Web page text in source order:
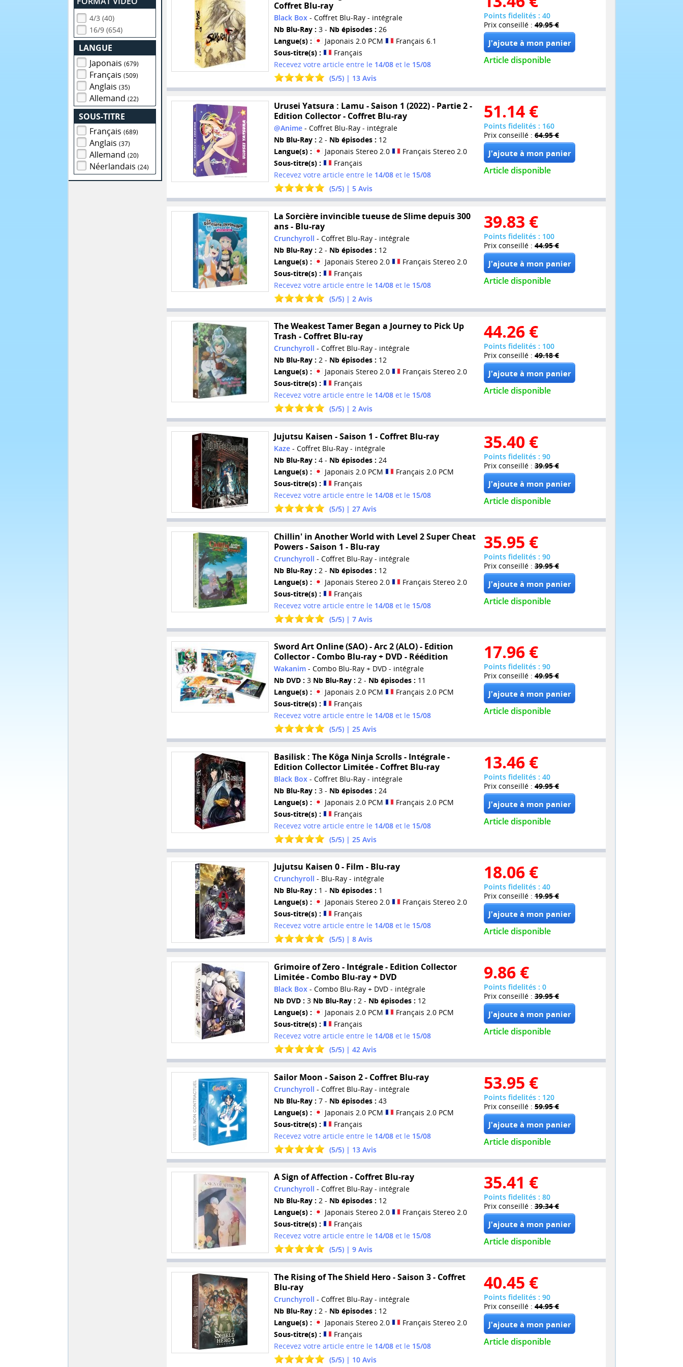
4/3 (40)
16/9 (654)
LANGUE
Japonais(679)
Français(509)
Anglais(35)
Allemand(22)
SOUS-TITRE
Français(689)
Anglais(37)
Allemand(20)
Néerlandais(24)
Coffret Blu-ray
Black Box- Coffret Blu-Ray - intégrale
Nb Blu-Ray : 3 - Nb épisodes : 26
Langue(s) :
Japonais 2.0 PCM
Français 6.1
Sous-titre(s) :
Français
Recevez votre article entre le 14/08et le 15/08
(5/5) | 13Avis
Points fidelités : 40
Prix conseillé : 49.95 €
Article disponible
Urusei Yatsura : Lamu - Saison 1 (2022) - Partie 2 -
Edition Collector - Coffret Blu-ray
@Anime- Coffret Blu-Ray - intégrale
Nb Blu-Ray : 2 - Nb épisodes : 12
Langue(s) :
Japonais Stereo 2.0
Français Stereo 2.0
Sous-titre(s) :
Français
Recevez votre article entre le 14/08et le 15/08
(5/5) | 5Avis
51.14 €
Points fidelités : 160
Prix conseillé : 64.95 €
Article disponible
La Sorcière invincible tueuse de Slime depuis 300
ans - Blu-ray
Crunchyroll - Coffret Blu-Ray - intégrale
Nb Blu-Ray : 2 - Nb épisodes : 12
Langue(s) :
Japonais Stereo 2.0
Français Stereo 2.0
Sous-titre(s) :
Français
Recevez votre article entre le 14/08et le 15/08
(5/5) | 2Avis
39.83 €
Points fidelités : 100
Prix conseillé : 44.95 €
Article disponible
The Weakest Tamer Began a Journey to Pick Up
Trash - Coffret Blu-ray
Crunchyroll - Coffret Blu-Ray - intégrale
Nb Blu-Ray : 2 - Nb épisodes : 12
Langue(s) :
Japonais Stereo 2.0
Français Stereo 2.0
Sous-titre(s) :
Français
Recevez votre article entre le 14/08et le 15/08
(5/5) | 2Avis
44.26 €
Points fidelités : 100
Prix conseillé : 49.18 €
Article disponible
Jujutsu Kaisen - Saison 1 - Coffret Blu-ray
Kaze- Coffret Blu-Ray - intégrale
Nb Blu-Ray : 4 - Nb épisodes : 24
Langue(s) :
Japonais 2.0 PCM
Français 2.0 PCM
Sous-titre(s) :
Français
Recevez votre article entre le 14/08et le 15/08
(5/5) | 27Avis
35.40 €
Points fidelités : 90
Prix conseillé : 39.95 €
Article disponible
Chillin' in Another World with Level 2 Super Cheat
Powers - Saison 1 - Blu-ray
Crunchyroll - Coffret Blu-Ray - intégrale
Nb Blu-Ray : 2 - Nb épisodes : 12
Langue(s) :
Japonais Stereo 2.0
Français Stereo 2.0
Sous-titre(s) :
Français
Recevez votre article entre le 14/08et le 15/08
(5/5) | 7Avis
35.95 €
Points fidelités : 90
Prix conseillé : 39.95 €
Article disponible
Sword Art Online (SAO) - Arc 2 (ALO) - Edition
Collector - Combo Blu-ray + DVD - Réédition
Wakanim- Combo Blu-Ray + DVD - intégrale
Nb DVD : 3 Nb Blu-Ray : 2 - Nb épisodes : 11
Langue(s) :
Japonais 2.0 PCM
Français 2.0 PCM
Sous-titre(s) :
Français
Recevez votre article entre le 14/08et le 15/08
(5/5) | 25Avis
17.96 €
Points fidelités : 90
Prix conseillé : 49.95 €
Article disponible
Basilisk : The Kôga Ninja Scrolls - Intégrale -
Edition Collector Limitée - Coffret Blu-ray
Black Box- Coffret Blu-Ray - intégrale
Nb Blu-Ray : 3 - Nb épisodes : 24
Langue(s) :
Japonais 2.0 PCM
Français 2.0 PCM
Sous-titre(s) :
Français
Recevez votre article entre le 14/08et le 15/08
(5/5) | 25Avis
13.46 €
Points fidelités : 40
Prix conseillé : 49.95 €
Article disponible
Jujutsu Kaisen 0 - Film - Blu-ray
Crunchyroll - Blu-Ray - intégrale
Nb Blu-Ray : 1 - Nb épisodes : 1
Langue(s) :
Japonais Stereo 2.0
Français Stereo 2.0
Sous-titre(s) :
Français
Recevez votre article entre le 14/08et le 15/08
(5/5) | 8Avis
18.06 €
Points fidelités : 40
Prix conseillé : 19.95 €
Article disponible
Grimoire of Zero - Intégrale - Edition Collector
Limitée - Combo Blu-ray + DVD
Black Box- Combo Blu-Ray + DVD - intégrale
Nb DVD : 3 Nb Blu-Ray : 2 - Nb épisodes : 12
Langue(s) :
Japonais 2.0 PCM
Français 2.0 PCM
Sous-titre(s) :
Français
Recevez votre article entre le 14/08et le 15/08
(5/5) | 42Avis
9.86 €
Points fidelités : 0
Prix conseillé : 39.95 €
Article disponible
Sailor Moon - Saison 2 - Coffret Blu-ray
Crunchyroll - Coffret Blu-Ray - intégrale
Nb Blu-Ray : 7 - Nb épisodes : 43
Langue(s) :
Japonais 2.0 PCM
Français 2.0 PCM
Sous-titre(s) :
Français
Recevez votre article entre le 14/08et le 15/08
(5/5) | 13Avis
53.95 €
Points fidelités : 120
Prix conseillé : 59.95 €
Article disponible
A Sign of Affection - Coffret Blu-ray
Crunchyroll - Coffret Blu-Ray - intégrale
Nb Blu-Ray : 2 - Nb épisodes : 12
Langue(s) :
Japonais Stereo 2.0
Français Stereo 2.0
Sous-titre(s) :
Français
Recevez votre article entre le 14/08et le 15/08
(5/5) | 9Avis
35.41 €
Points fidelités : 80
Prix conseillé : 39.34 €
Article disponible
The Rising of The Shield Hero - Saison 3 - Coffret
Blu-ray
Crunchyroll - Coffret Blu-Ray - intégrale
Nb Blu-Ray : 2 - Nb épisodes : 12
Langue(s) :
Japonais Stereo 2.0
Français Stereo 2.0
Sous-titre(s) :
Français
Recevez votre article entre le 14/08et le 15/08
(5/5) | 10Avis
40.45 €
Points fidelités : 90
Prix conseillé : 44.95 €
Article disponible